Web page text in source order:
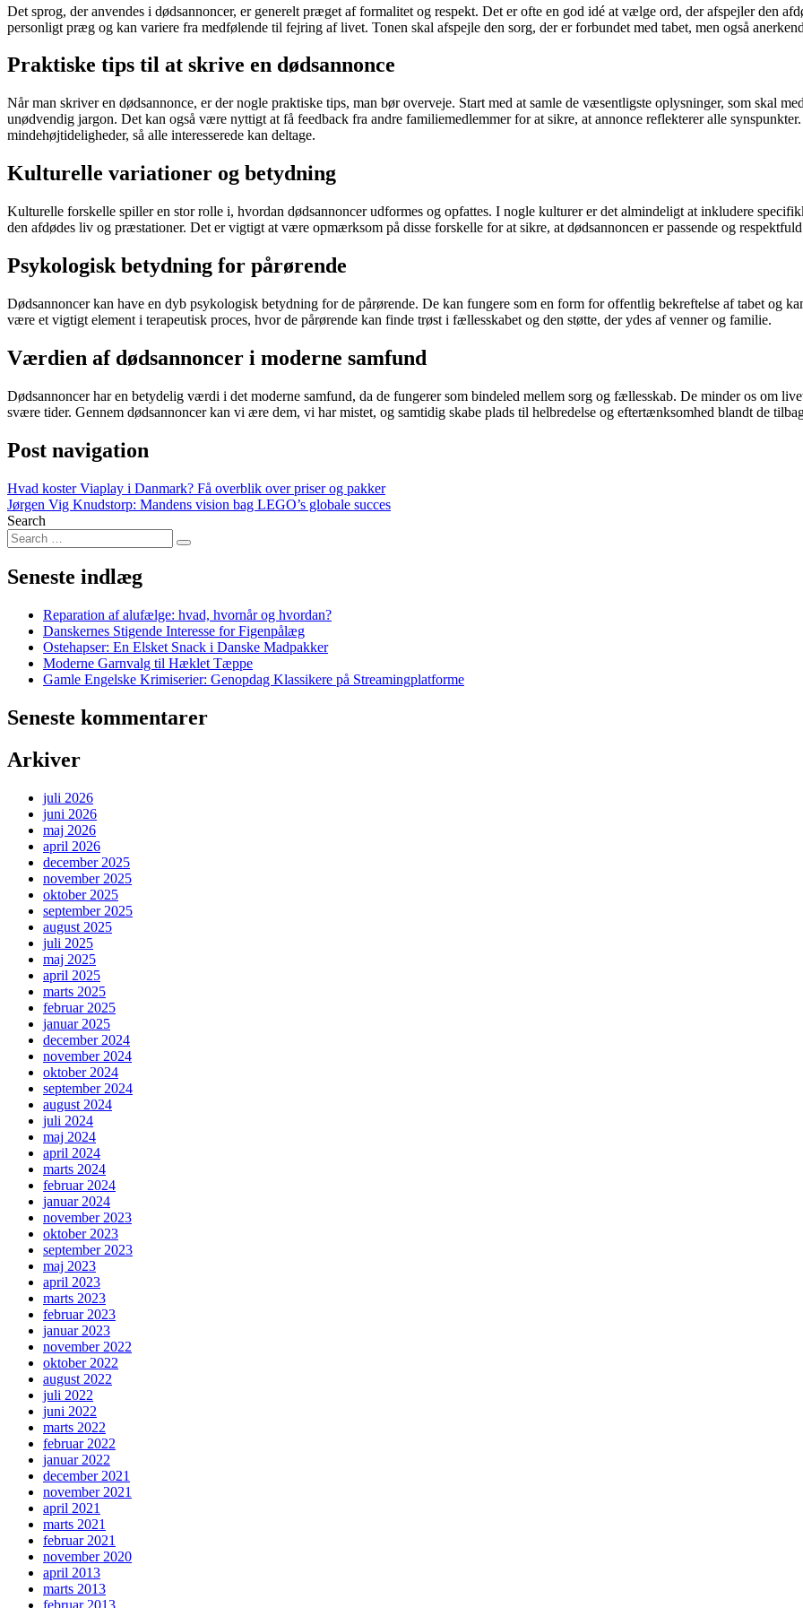
Det sprog, der anvendes i dødsannoncer, er generelt præget af formalitet og respekt. Det er ofte en god idé at vælge ord, der afspejler den
personligt præg og kan variere fra medfølende til fejring af livet. Tonen skal afspejle den sorg, der er forbundet med tabet, men også
Praktiske tips til at skrive en dødsannonce
Når man skriver en dødsannonce, er der nogle praktiske tips, man bør overveje. Start med at samle de væsentligste oplysninger, som skal
unødvendig jargon. Det kan også være nyttigt at få feedback fra andre familiemedlemmer for at sikre, at annonce reflekterer alle
mindehøjtideligheder, så alle interesserede kan deltage.
Kulturelle variationer og betydning
Kulturelle forskelle spiller en stor rolle i, hvordan dødsannoncer udformes og opfattes. I nogle kulturer er det almindeligt at inkludere
den afdødes liv og præstationer. Det er vigtigt at være opmærksom på disse forskelle for at sikre, at dødsannoncen er passende og
Psykologisk betydning for pårørende
Dødsannoncer kan have en dyb psykologisk betydning for de pårørende. De kan fungere som en form for offentlig bekreftelse af tabet og
være et vigtigt element i terapeutisk proces, hvor de pårørende kan finde trøst i fællesskabet og den støtte, der ydes af venner og familie.
Værdien af dødsannoncer i moderne samfund
Dødsannoncer har en betydelig værdi i det moderne samfund, da de fungerer som bindeled mellem sorg og fællesskab. De minder os om
svære tider. Gennem dødsannoncer kan vi ære dem, vi har mistet, og samtidig skabe plads til helbredelse og eftertænksomhed blandt de
Post navigation
Hvad koster Viaplay i Danmark? Få overblik over priser og pakker
Jørgen Vig Knudstorp: Mandens vision bag LEGO’s globale succes
Search
Seneste indlæg
Reparation af alufælge: hvad, hvornår og hvordan?
Danskernes Stigende Interesse for Figenpålæg
Ostehapser: En Elsket Snack i Danske Madpakker
Moderne Garnvalg til Hæklet Tæppe
Gamle Engelske Krimiserier: Genopdag Klassikere på Streamingplatforme
Seneste kommentarer
Arkiver
juli 2026
juni 2026
maj 2026
april 2026
december 2025
november 2025
oktober 2025
september 2025
august 2025
juli 2025
maj 2025
april 2025
marts 2025
februar 2025
januar 2025
december 2024
november 2024
oktober 2024
september 2024
august 2024
juli 2024
maj 2024
april 2024
marts 2024
februar 2024
januar 2024
november 2023
oktober 2023
september 2023
maj 2023
april 2023
marts 2023
februar 2023
januar 2023
november 2022
oktober 2022
august 2022
juli 2022
juni 2022
marts 2022
februar 2022
januar 2022
december 2021
november 2021
april 2021
marts 2021
februar 2021
november 2020
april 2013
marts 2013
februar 2013